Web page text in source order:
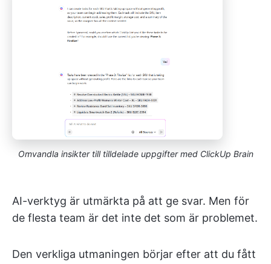
Omvandla insikter till tilldelade uppgifter med ClickUp Brain
AI-verktyg är utmärkta på att ge svar. Men för
de flesta team är det inte det som är problemet.
Den verkliga utmaningen börjar efter att du fått